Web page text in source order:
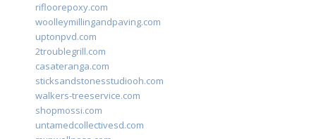
rifloorepoxy.com
woolleymillingandpaving.com
uptonpvd.com
2troublegrill.com
casateranga.com
sticksandstonesstudiooh.com
walkers-treeservice.com
shopmossi.com
untamedcollectivesd.com